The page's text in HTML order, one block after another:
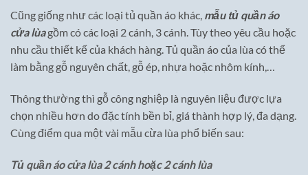
Cũng giống như các loại tủ quần áo khác, mẫu tủ quần áo
cửa lùagồm có các loại 2 cánh, 3 cánh. Tùy theo yêu cầu hoặc
nhu cầu thiết kế của khách hàng. Tủ quần áo của lùa có thể
làm bằng gỗ nguyên chất, gỗ ép, nhựa hoặc nhôm kính,…
Thông thường thì gỗ công nghiệp là nguyên liệu được lựa
chọn nhiều hơn do đặc tính bền bỉ, giá thành hợp lý, đa dạng.
Cùng điểm qua một vài mẫu cừa lùa phổ biến sau:
Tủ quần áo cửa lùa 2 cánhhoặc 2 cánh lùa